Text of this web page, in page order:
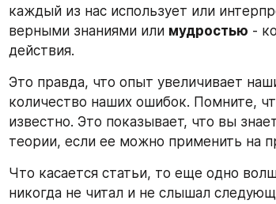
каждый из нас использует или
верными знаниями или мудростью -
действия.
Это правда, что опыт увеличивает
количество наших ошибок. Помните,
известно. Это показывает, что вы
теории, если ее можно применить на
Что касается статьи, то еще одно
никогда не читал и не слышал